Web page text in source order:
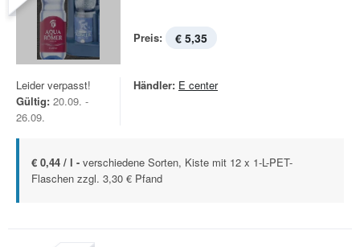
Preis: € 5,35
Leider verpasst!
Gültig: 20.09. -
26.09.
Händler: E center
€ 0,44 / l - verschiedene Sorten, Kiste mit 12 x 1-L-PET-
Flaschen zzgl. 3,30 € Pfand